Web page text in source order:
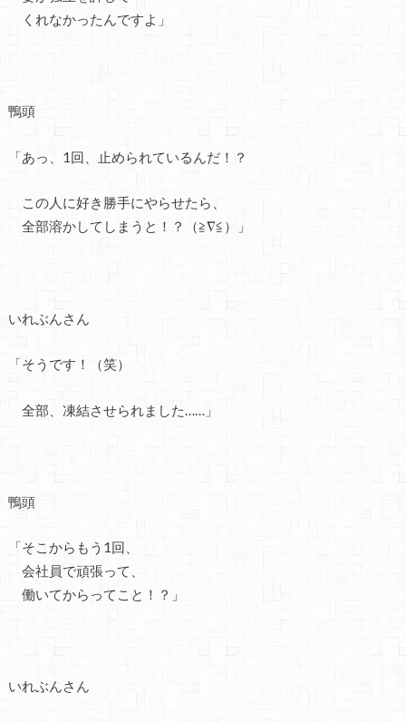
くれなかったんですよ」
鴨頭
「あっ、1回、止められているんだ！？
この人に好き勝手にやらせたら、
全部溶かしてしまうと！？（≧∇≦）」
いれぶんさん
「そうです！（笑）
全部、凍結させられました……」
鴨頭
「そこからもう1回、
会社員で頑張って、
働いてからってこと！？」
いれぶんさん